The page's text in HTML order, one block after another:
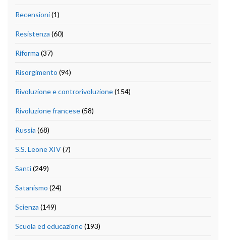
Recensioni(1)
Resistenza (60)
Riforma (37)
Risorgimento (94)
Rivoluzione e controrivoluzione(154)
Rivoluzione francese(58)
Russia (68)
S.S. Leone XIV(7)
Santi(249)
Satanismo (24)
Scienza (149)
Scuola ed educazione(193)